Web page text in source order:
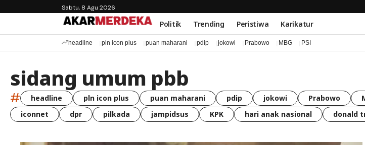
Sabtu, 8 Agu 2026
Politik Trending Peristiwa Karikatur
headline pln icon plus puan maharani pdip jokowi Prabowo MBG PSI
sidang umum pbb
# headline pln icon plus puan maharani pdip jokowi Prabowo
iconnet
dpr pilkada jampidsus KPK hari anak nasional donald